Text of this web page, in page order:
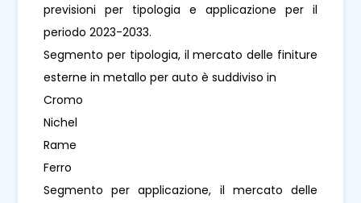
previsioni per tipologia e applicazione per il
periodo 2023-2033.
Segmento per tipologia, il mercato delle finiture
esterne in metallo per auto è suddiviso in
Cromo
Nichel
Rame
Ferro
Segmento per applicazione, il mercato delle